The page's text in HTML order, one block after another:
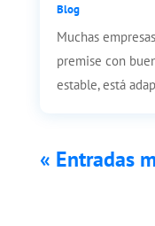
Blog
Muchas
premise con
estable, está
« Entradas